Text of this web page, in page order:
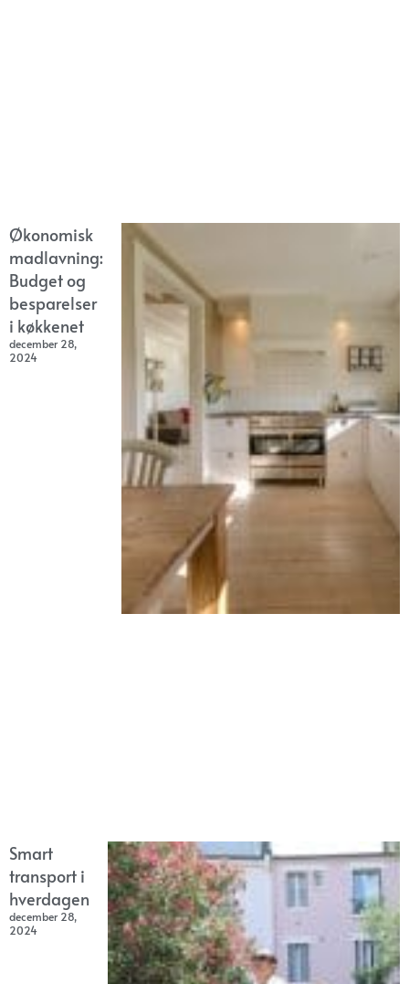
Økonomisk
madlavning:
Budget og
besparelser
i køkkenet
december 28,
2024
Smart
transport i
hverdagen
december 28,
2024